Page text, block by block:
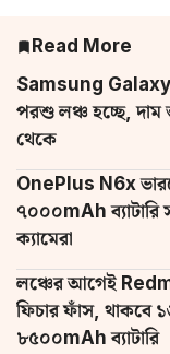
Read More
Samsung
পরশু লঞ্চ হচ্ছে,
থেকে
OnePlus N6x
৭০০০mAh ব্যাটারি
ক্যামেরা
লঞ্চের আগেই
ফিচার ফাঁস, থাকবে
৮৫০০mAh ব্যাটারি